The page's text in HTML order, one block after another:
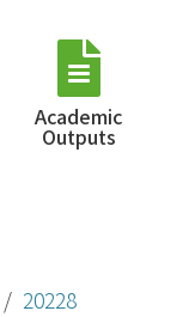
Academic
Outputs
/ 20228